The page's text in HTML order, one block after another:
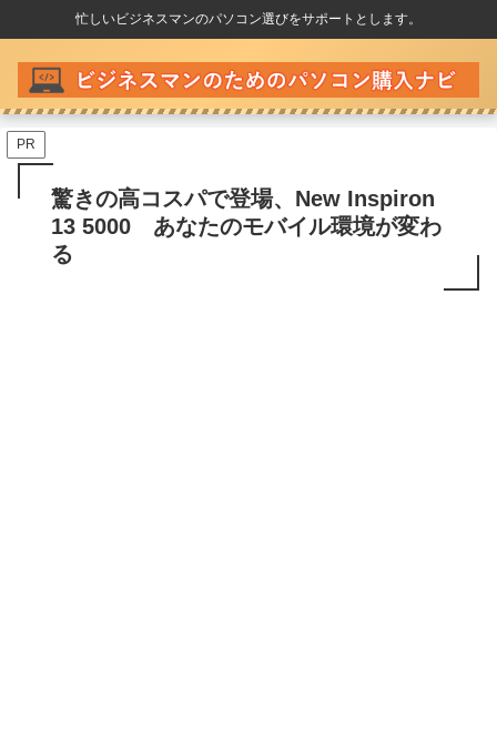
忙しいビジネスマンのパソコン選びをサポートとします。
PR
驚きの高コスパで登場、New Inspiron
13 5000 あなたのモバイル環境が変わ
る